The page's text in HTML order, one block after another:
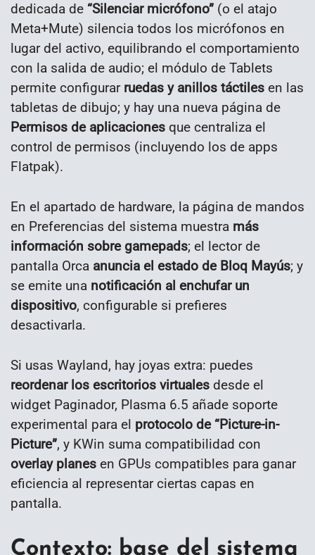
dedicada de “Silenciar micrófono” (o el atajo
Meta+Mute) silencia todos los micrófonos en
lugar del activo, equilibrando el comportamiento
con la salida de audio; el módulo de Tablets
permite configurar ruedas y anillos táctiles en las
tabletas de dibujo; y hay una nueva página de
Permisos de aplicaciones que centraliza el
control de permisos (incluyendo los de apps
Flatpak).
En el apartado de hardware, la página de mandos
en Preferencias del sistema muestra más
información sobre gamepads; el lector de
pantalla Orca anuncia el estado de Bloq Mayús; y
se emite una notificación al enchufar un
dispositivo, configurable si prefieres
desactivarla.
Si usas Wayland, hay joyas extra: puedes
reordenar los escritorios virtuales desde el
widget Paginador, Plasma 6.5 añade soporte
experimental para el protocolo de “Picture-in-
Picture”, y KWin suma compatibilidad con
overlay planes en GPUs compatibles para ganar
eficiencia al representar ciertas capas en
pantalla.
Contexto: base del sistema